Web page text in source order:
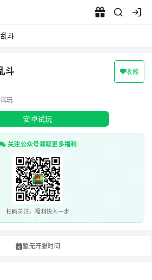
小茂爱手游
斗
斗 收藏
玩
安卓试玩
关注公众号领取更多福利
扫码关注，福利快人一步
暂无开服时间